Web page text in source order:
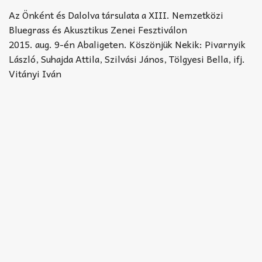
Akkord-kotta
TABok
Improvizáció
Az Önként és Dalolva társulata a XIII. Nemzetközi
Bluegrass és Akusztikus Zenei Fesztiválon
2015. aug. 9-én Abaligeten. Köszönjük Nekik: Pivarnyik
László, Suhajda Attila, Szilvási János, Tölgyesi Bella, ifj.
Vitányi Iván